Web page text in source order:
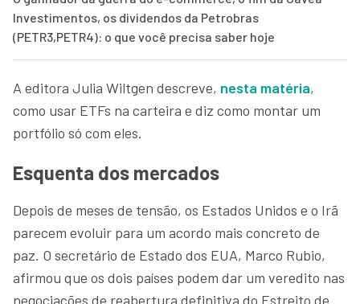
Investimentos, os dividendos da Petrobras
(PETR3,PETR4): o que você precisa saber hoje
A editora Julia Wiltgen descreve, nesta matéria,
como usar ETFs na carteira e diz como montar um
portfólio só com eles.
Esquenta dos mercados
Depois de meses de tensão, os Estados Unidos e o Irã
parecem evoluir para um acordo mais concreto de
paz. O secretário de Estado dos EUA, Marco Rubio,
afirmou que os dois países podem dar um veredito nas
negociações de reabertura definitiva do Estreito de